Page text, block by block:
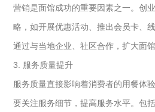
营销是面馆成功的重要因素之一。创
略，如开展优惠活动、推出会员卡、
通过与当地企业、社区合作，扩大面
3. 服务质量提升
服务质量直接影响着消费者的用餐体
要关注服务细节，提高服务水平。包